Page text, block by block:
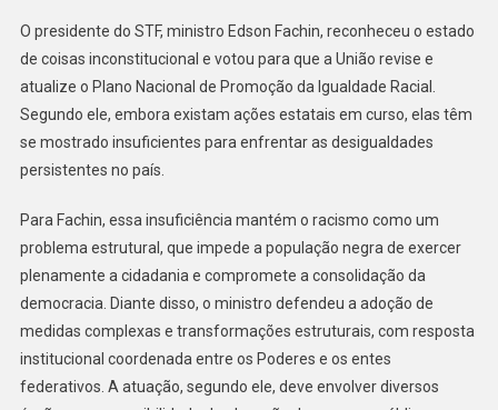
O presidente do STF, ministro Edson Fachin, reconheceu o estado
de coisas inconstitucional e votou para que a União revise e
atualize o Plano Nacional de Promoção da Igualdade Racial.
Segundo ele, embora existam ações estatais em curso, elas têm
se mostrado insuficientes para enfrentar as desigualdades
persistentes no país.
Para Fachin, essa insuficiência mantém o racismo como um
problema estrutural, que impede a população negra de exercer
plenamente a cidadania e compromete a consolidação da
democracia. Diante disso, o ministro defendeu a adoção de
medidas complexas e transformações estruturais, com resposta
institucional coordenada entre os Poderes e os entes
federativos. A atuação, segundo ele, deve envolver diversos